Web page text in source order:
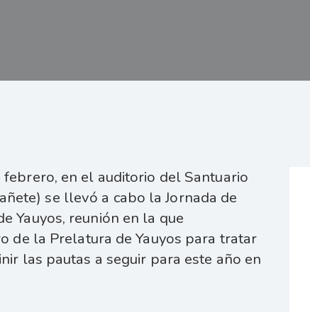
en el auditorio del Santuario
se llevó a cabo la Jornada de
Yauyos, reunión en la que
de la Prelatura de Yauyos para tratar
las pautas a seguir para este año en